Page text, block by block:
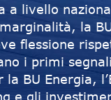
a livello
la
flessione
i primi
la BU
e gli